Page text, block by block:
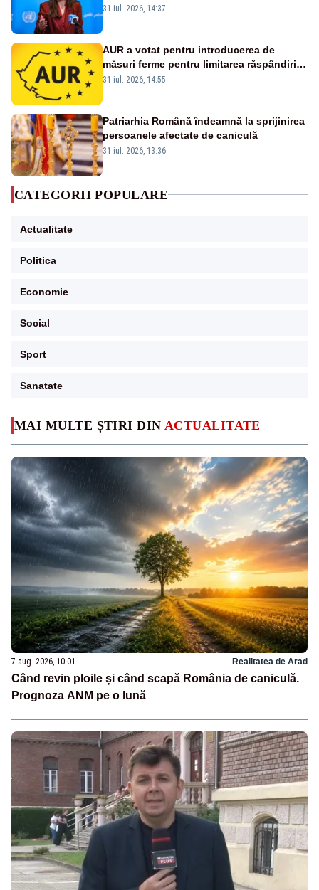
MAI MULTE ȘTIRI DIN ACTUALITATE
7 aug. 2026, 10:01 Realitatea de Arad
Când revin ploile și când scapă România de caniculă.
Prognoza ANM pe o lună
și prețuit”
31 iul. 2026, 14:37
AUR a votat pentru introducerea de
măsuri ferme pentru limitarea răspândirii
virusului pestei porcine africane
31 iul. 2026, 14:55
Patriarhia Română îndeamnă la sprijinirea
persoanele afectate de caniculă
31 iul. 2026, 13:36
CATEGORII POPULARE
Actualitate
Politica
Economie
Social
Sport
Sanatate